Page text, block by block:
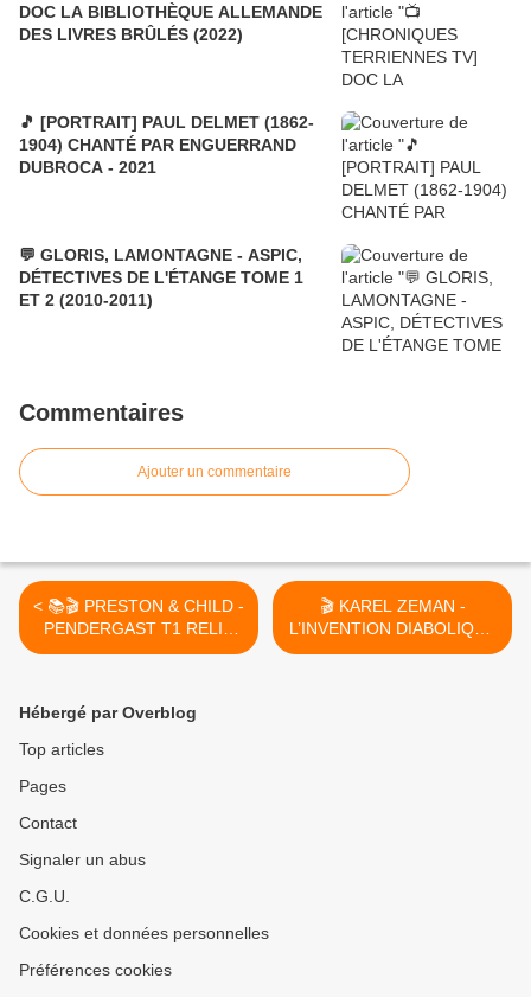
DOC LA BIBLIOTHÈQUE ALLEMANDE
DES LIVRES BRÛLÉS (2022)
🎵 [PORTRAIT] PAUL DELMET (1862-
1904) CHANTÉ PAR ENGUERRAND
DUBROCA - 2021
💬 GLORIS, LAMONTAGNE - ASPIC,
DÉTECTIVES DE L'ÉTANGE TOME 1
ET 2 (2010-2011)
Commentaires
Ajouter un commentaire
< 📚🎬 PRESTON & CHILD -
PENDERGAST T1 RELIC
(1995)
🎬 KAREL ZEMAN -
L’INVENTION DIABOLIQUE
/ LES AVENTURES
Hébergé par Overblog
Top articles
Pages
Contact
Signaler un abus
C.G.U.
Cookies et données personnelles
Préférences cookies